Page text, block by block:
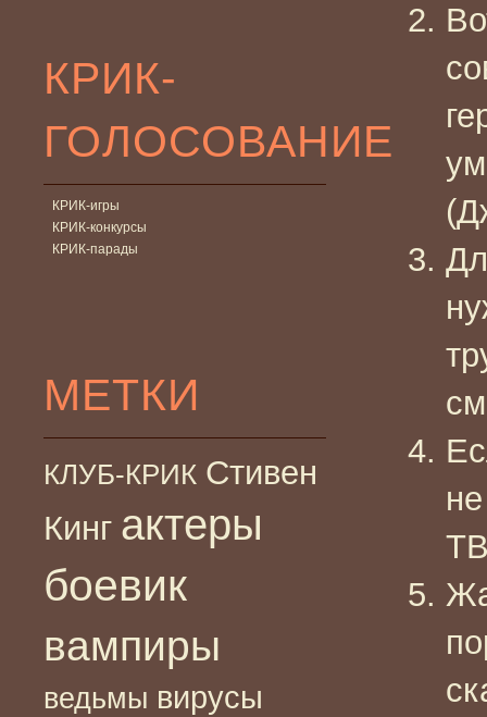
КРИК-
ГОЛОСОВАНИЕ
КРИК-игры
КРИК-конкурсы
КРИК-парады
МЕТКИ
КЛУБ-КРИК Стивен
Кинг актеры
боевик
вампиры
ведьмы вирусы